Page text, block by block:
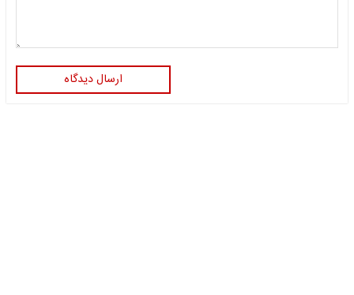
ارسال دیدگاه